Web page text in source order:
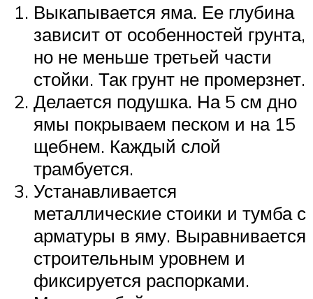
Выкапывается яма. Ее глубина
зависит от особенностей грунта,
но не меньше третьей части
стойки. Так грунт не промерзнет.
Делается подушка. На 5 см дно
ямы покрываем песком и на 15
щебнем. Каждый слой
трамбуется.
Устанавливается
металлические стоики и тумба с
арматуры в яму. Выравнивается
строительным уровнем и
фиксируется распорками.